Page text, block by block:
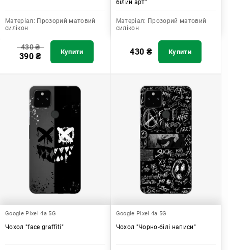
Матеріал: Прозорий матовий
силікон
430₴
390₴ Купити
білий арт"
Матеріал: Прозорий матовий
силікон
430 ₴ Купити
Google Pixel 4a 5G
Чохол "face graffiti"
Google Pixel 4a 5G
Чохол "Чорно-білі написи"